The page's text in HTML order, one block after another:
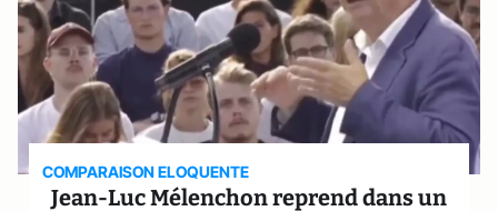
COMPARAISON ELOQUENTE
Jean-Luc Mélenchon reprend dans un